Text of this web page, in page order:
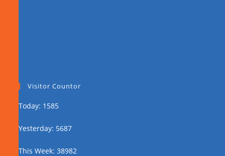
Visitor Countor
Today: 1585
Yesterday: 5687
This Week: 38982